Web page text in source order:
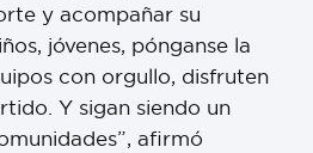
y acompañar su
jóvenes, pónganse la
con orgullo, disfruten
Y sigan siendo un
afirmó